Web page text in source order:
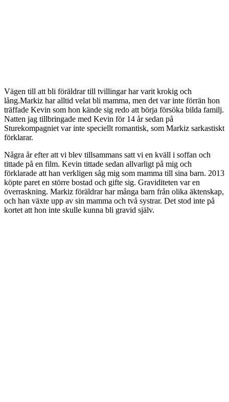
Vägen till att bli föräldrar till tvillingar har varit krokig och
lång.Markiz har alltid velat bli mamma, men det var inte förrän hon
träffade Kevin som hon kände sig redo att börja försöka bilda familj.
Natten jag tillbringade med Kevin för 14 år sedan på
Sturekompagniet var inte speciellt romantisk, som Markiz sarkastiskt
förklarar.
Några år efter att vi blev tillsammans satt vi en kväll i soffan och
tittade på en film. Kevin tittade sedan allvarligt på mig och
förklarade att han verkligen såg mig som mamma till sina barn. 2013
köpte paret en större bostad och gifte sig. Graviditeten var en
överraskning. Markiz föräldrar har många barn från olika äktenskap,
och han växte upp av sin mamma och två systrar. Det stod inte på
kortet att hon inte skulle kunna bli gravid själv.